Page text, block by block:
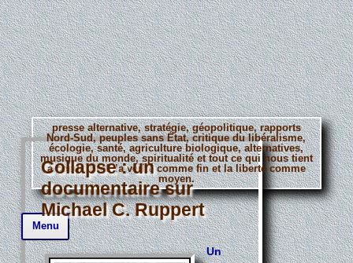
presse alternative, stratégie, géopolitique, rapports
Nord-Sud, peuples sans État, critique du libéralisme,
écologie, santé, agriculture biologique, alternatives,
musique du monde, spiritualité et tout ce qui nous tient
à coeur. Bref, la vérité comme fin et la liberté comme
moyen.
Menu
Aller
au
contenu
principal
Collapse : un
documentaire sur
Michael C. Ruppert
Un